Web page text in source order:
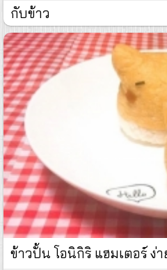
กับข้าว
ข้าวปั้น โอนิกิริ แฮมเตอร์ ง่า